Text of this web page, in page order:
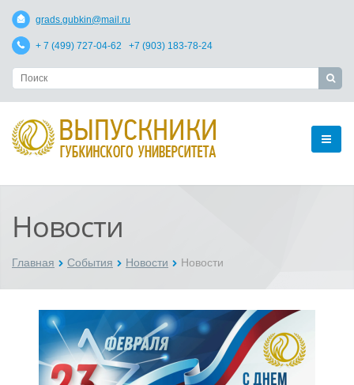
grads.gubkin@mail.ru
+ 7 (499) 727-04-62 +7 (903) 183-78-24
Новости
Главная События Новости Новости